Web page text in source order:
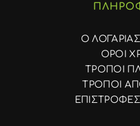
Ο
ΟΡΟΙ
ΤΡΟΠΟΙ
ΤΡΟΠΟΙ